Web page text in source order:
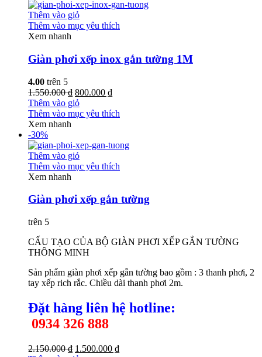
Thêm vào giỏ
Thêm vào mục yêu thích
Xem nhanh
Giàn phơi xếp inox gắn tường 1M
4.00 trên 5
1.550.000 ₫ 800.000 ₫
Thêm vào giỏ
Thêm vào mục yêu thích
Xem nhanh
-30%
Thêm vào giỏ
Thêm vào mục yêu thích
Xem nhanh
Giàn phơi xếp gắn tường
trên 5
CẤU TẠO CỦA BỘ GIÀN PHƠI XẾP GẮN TƯỜNG
THÔNG MINH
Sản phẩm giàn phơi xếp gắn tường bao gồm : 3 thanh phơi, 2
tay xếp rich rắc. Chiều dài thanh phơi 2m.
Đặt hàng liên hệ hotline:
0934 326 888
2.150.000 ₫ 1.500.000 ₫